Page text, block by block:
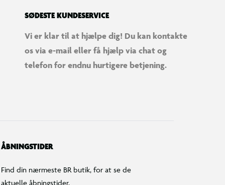
SØDESTE KUNDESERVICE
Vi er klar til at hjælpe dig! Du kan kontakte
os via e-mail eller få hjælp via chat og
telefon for endnu hurtigere betjening.
ÅBNINGSTIDER
Find din nærmeste BR butik, for at se de
aktuelle åbningstider.